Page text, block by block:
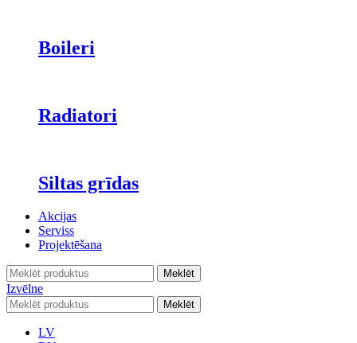
Boileri
Radiatori
Siltas grīdas
Akcijas
Serviss
Projektēšana
Meklēt
Izvēlne
Meklēt
LV